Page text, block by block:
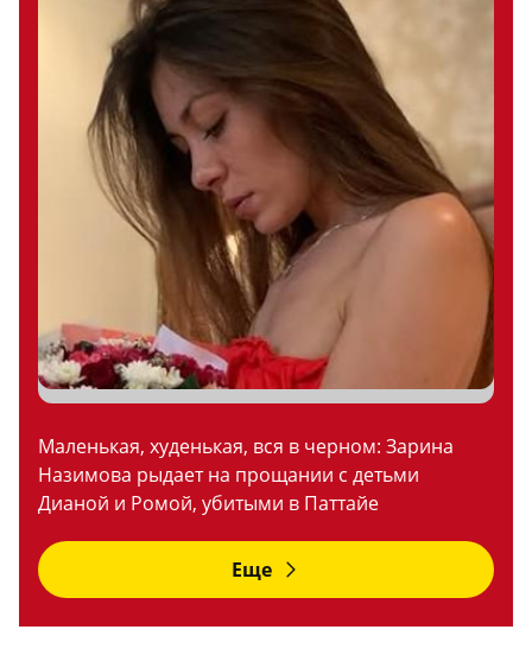
Маленькая, худенькая, вся в черном: Зарина
Назимова рыдает на прощании с детьми
Дианой и Ромой, убитыми в Паттайе
Еще